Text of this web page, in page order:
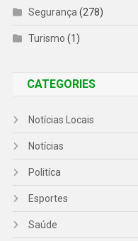
Segurança (278)
Turismo (1)
CATEGORIES
Notícias Locais
Notícias
Politíca
Esportes
Saúde